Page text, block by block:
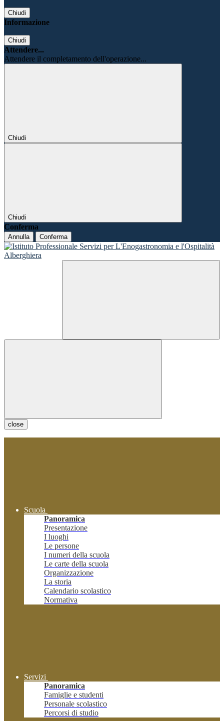
Chiudi
Informazione
Chiudi
Attendere...
Attendere il completamento dell'operazione...
Chiudi
Chiudi
Conferma
Annulla Conferma
close
Scuola
Panoramica
Presentazione
I luoghi
Le persone
I numeri della scuola
Le carte della scuola
Organizzazione
La storia
Calendario scolastico
Normativa
Servizi
Panoramica
Famiglie e studenti
Personale scolastico
Percorsi di studio